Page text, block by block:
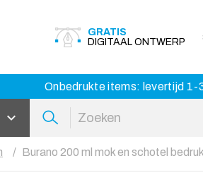
GRATIS
DIGITAAL ONTWERP
Onbedrukte items: levertijd
Burano 200 ml mok en schotel